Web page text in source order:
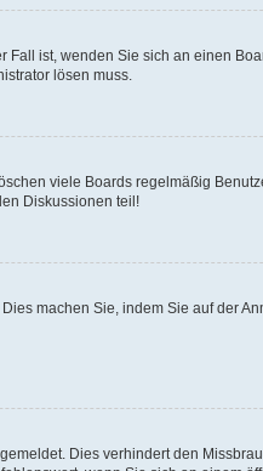
ist, wenden Sie sich an einen
lösen muss.
viele Boards regelmäßig
Diskussionen teil!
machen Sie, indem Sie auf der
Dies verhindert den